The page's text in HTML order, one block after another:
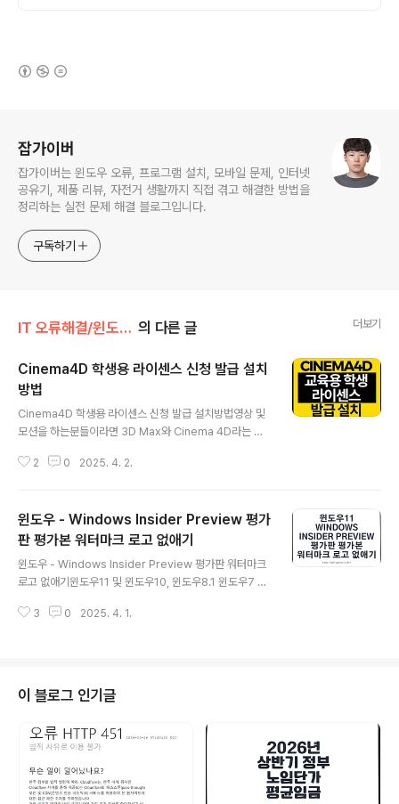
잡가이버
잡가이버는 윈도우 오류, 프로그램 설치, 모바일 문제, 인터넷
공유기, 제품 리뷰, 자전거 생활까지 직접 겪고 해결한 방법을
정리하는 실전 문제 해결 블로그입니다.
구독하기
IT 오류해결/윈도우·부팅 오류 의 다른 글 더보기
Cinema4D 학생용 라이센스 신청 발급 설치
방법
Cinema4D 학생용 라이센스 신청 발급 설치방법영상 및
모션을 하는분들이라면 3D Max와 Cinema 4D라는 프
이 사용할 수 있는 교육용 라이선스를 제공하고 있다는 점
께 사용하면 더 큰 효과를 얻을 수 있습니다.Adobe 프로
그램 버전 별 다운로드 및 설치Adobe illustration CC 2
020 다운로드 설치 및 정품인증Adobe Photoshop C
C 2020 다운로드 및 설치 정품인증Adobe CC 2019
전 제품 다운로드 및 설치 정품인증Adobe CC 2018 전
제품 다운로드 및 설치 정품인증Adobe CC 2017 전..
2 0 2025. 4. 2.
윈도우 - Windows Insider Preview 평가
판 평가본 워터마크 로고 없애기
윈도우 - Windows Insider Preview 평가판 워터마크
로고 없애기윈도우11 및 윈도우10, 윈도우8.1 윈도우7 등
er Preview 평가판 워터마크가 뜨는 경우가 있습니다. 이
가자 프로그램 "인사이드 프리뷰"는 새로운 기능과 업데이
트를 먼저 테스트할 수 있도록 제공되며, 이를 통해 Micro
soft는 사용자들의 피드백을 수집하여 제품의 안정성을 향
상시킬 수 있으며 일부 사용자들은 최신 기능 업데이트를
3 0 2025. 4. 1.
이 블로그 인기글